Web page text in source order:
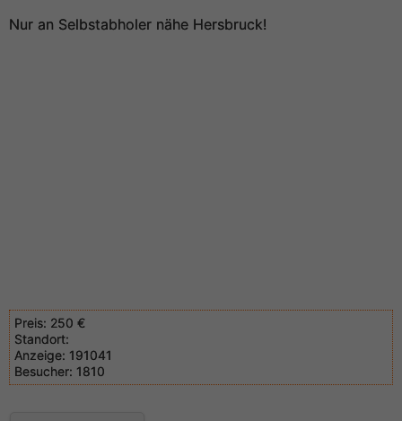
Nur an Selbstabholer nähe Hersbruck!
Preis: 250 €
Standort:
Anzeige: 191041
Besucher: 1810